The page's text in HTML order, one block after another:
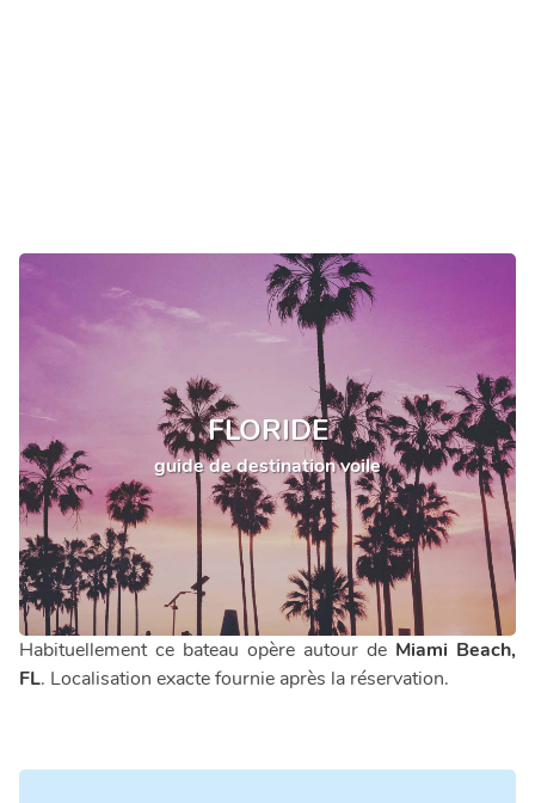
FLORIDE
guide de destination voile
Habituellement ce bateau opère autour de Miami Beach,
FL. Localisation exacte fournie après la réservation.